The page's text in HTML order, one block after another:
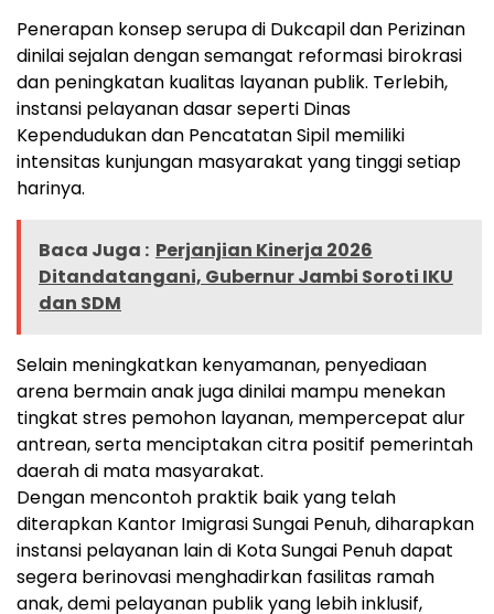
Penerapan konsep serupa di Dukcapil dan Perizinan
dinilai sejalan dengan semangat reformasi birokrasi
dan peningkatan kualitas layanan publik. Terlebih,
instansi pelayanan dasar seperti Dinas
Kependudukan dan Pencatatan Sipil memiliki
intensitas kunjungan masyarakat yang tinggi setiap
harinya.
Baca Juga : Perjanjian Kinerja 2026
Ditandatangani, Gubernur Jambi Soroti IKU
dan SDM
Selain meningkatkan kenyamanan, penyediaan
arena bermain anak juga dinilai mampu menekan
tingkat stres pemohon layanan, mempercepat alur
antrean, serta menciptakan citra positif pemerintah
daerah di mata masyarakat.
Dengan mencontoh praktik baik yang telah
diterapkan Kantor Imigrasi Sungai Penuh, diharapkan
instansi pelayanan lain di Kota Sungai Penuh dapat
segera berinovasi menghadirkan fasilitas ramah
anak, demi pelayanan publik yang lebih inklusif,